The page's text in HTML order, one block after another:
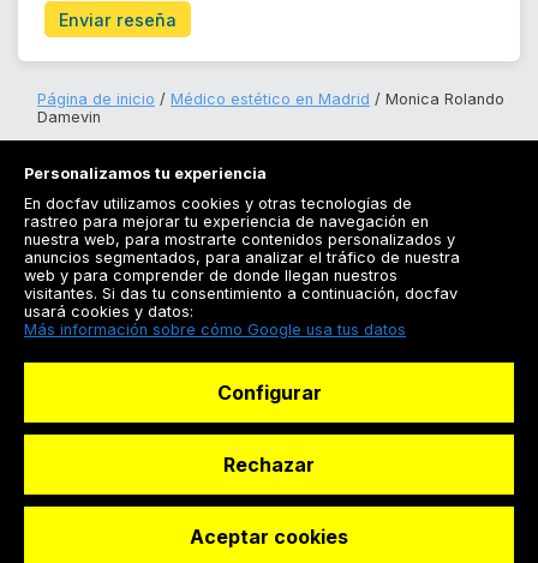
Enviar reseña
Página de inicio Médico estético en Madrid
Monica Rolando
Damevin
Registrarse
Docfav
© Dashboard Technologies S.L
Personalizamos tu experiencia
En docfav utilizamos cookies y otras tecnologías de
rastreo para mejorar tu experiencia de navegación en
nuestra web, para mostrarte contenidos personalizados y
anuncios segmentados, para analizar el tráfico de nuestra
web y para comprender de donde llegan nuestros
visitantes. Si das tu consentimiento a continuación, docfav
usará cookies y datos:
Más información sobre cómo Google usa tus datos
Configurar
Rechazar
Aceptar cookies